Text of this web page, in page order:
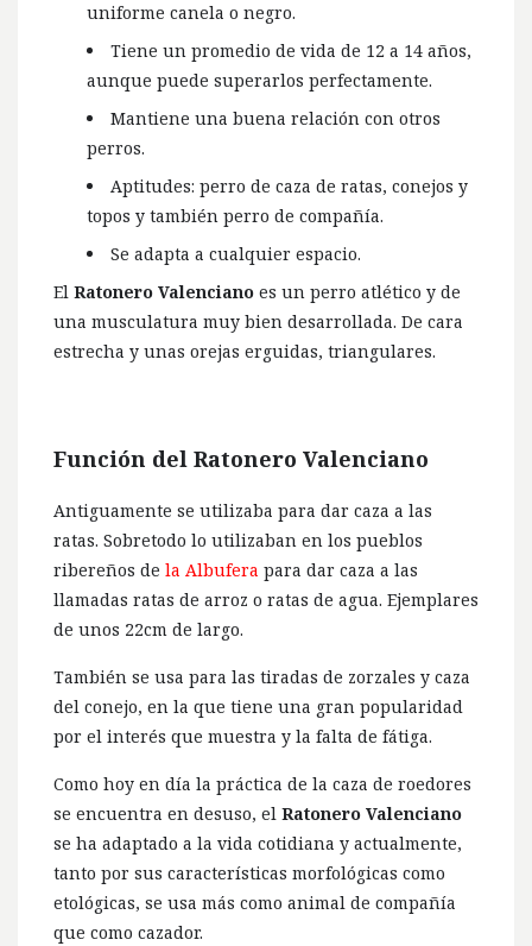
uniforme canela o negro.
Tiene un promedio de vida de 12 a 14 años,
aunque puede superarlos perfectamente.
Mantiene una buena relación con otros
perros.
Aptitudes: perro de caza de ratas, conejos y
topos y también perro de compañía.
Se adapta a cualquier espacio.
El Ratonero Valenciano es un perro atlético y de
una musculatura muy bien desarrollada. De cara
estrecha y unas orejas erguidas, triangulares.
Función del Ratonero Valenciano
Antiguamente se utilizaba para dar caza a las
ratas. Sobretodo lo utilizaban en los pueblos
ribereños de la Albufera para dar caza a las
llamadas ratas de arroz o ratas de agua. Ejemplares
de unos 22cm de largo.
También se usa para las tiradas de zorzales y caza
del conejo, en la que tiene una gran popularidad
por el interés que muestra y la falta de fátiga.
Como hoy en día la práctica de la caza de roedores
se encuentra en desuso, el Ratonero Valenciano
se ha adaptado a la vida cotidiana y actualmente,
tanto por sus características morfológicas como
etológicas, se usa más como animal de compañía
que como cazador.